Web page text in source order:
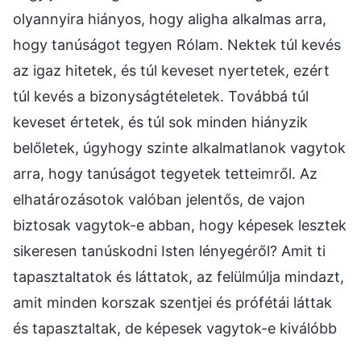
olyannyira hiányos, hogy aligha alkalmas arra,
hogy tanúságot tegyen Rólam. Nektek túl kevés
az igaz hitetek, és túl keveset nyertetek, ezért
túl kevés a bizonyságtételetek. Továbbá túl
keveset értetek, és túl sok minden hiányzik
belőletek, úgyhogy szinte alkalmatlanok vagytok
arra, hogy tanúságot tegyetek tetteimről. Az
elhatározásotok valóban jelentős, de vajon
biztosak vagytok-e abban, hogy képesek lesztek
sikeresen tanúskodni Isten lényegéről? Amit ti
tapasztaltatok és láttatok, az felülmúlja mindazt,
amit minden korszak szentjei és prófétái láttak
és tapasztaltak, de képesek vagytok-e kiválóbb